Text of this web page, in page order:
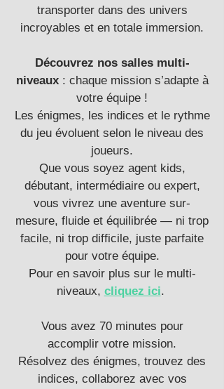
transporter dans des univers
incroyables et en totale immersion.
Découvrez nos salles multi-
niveaux: chaque mission s’adapte à
votre équipe !
Les énigmes, les indices et le rythme
du jeu évoluent selon le niveau des
joueurs.
Que vous soyez agent kids,
débutant, intermédiaire ou expert,
vous vivrez une aventure sur-
mesure, fluide et équilibrée — ni trop
facile, ni trop difficile, juste parfaite
pour votre équipe.
Pour en savoir plus sur le multi-
niveaux, cliquez ici.
Vous avez 70 minutes pour
accomplir votre mission.
Résolvez des énigmes, trouvez des
indices, collaborez avec vos